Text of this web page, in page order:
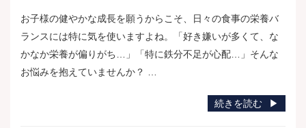
お子様の健やかな成長を願うからこそ、日々の食事の栄養バ
ランスには特に気を使いますよね。「好き嫌いが多くて、な
かなか栄養が偏りがち…」「特に鉄分不足が心配…」そんな
お悩みを抱えていませんか？ …
続きを読む